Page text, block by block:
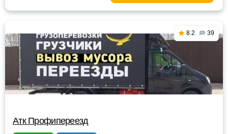
8.2 39
Атк Профипереезд